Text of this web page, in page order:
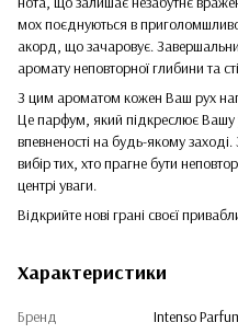
мох поєднуються в
акорд, що зачаровує.
аромату неповторної глибини та
З цим ароматом кожен Ваш рух
Це парфум, який підкреслює Вашу
впевненості на будь-якому
вибір тих, хто прагне бути
центрі уваги.
Відкрийте нові грані своєї
Характеристики
Бренд
Intenso